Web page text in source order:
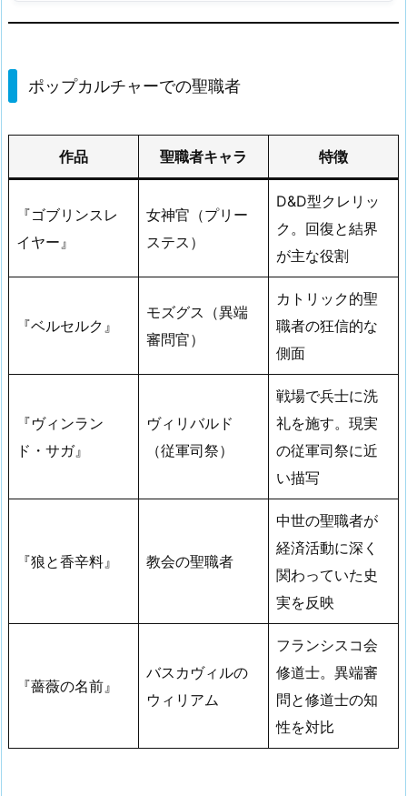
ポップカルチャーでの聖職者
作品 聖職者キャラ 特徴
『ゴブリンスレ
イヤー』
女神官（プリー
ステス）
D&D型クレリッ
ク。回復と結界
が主な役割
『ベルセルク』
モズグス（異端
審問官）
カトリック的聖
職者の狂信的な
側面
『ヴィンラン
ド・サガ』
ヴィリバルド
（従軍司祭）
戦場で兵士に洗
礼を施す。現実
の従軍司祭に近
い描写
『狼と香辛料』 教会の聖職者
中世の聖職者が
経済活動に深く
関わっていた史
実を反映
『薔薇の名前』
バスカヴィルの
ウィリアム
フランシスコ会
修道士。異端審
問と修道士の知
性を対比